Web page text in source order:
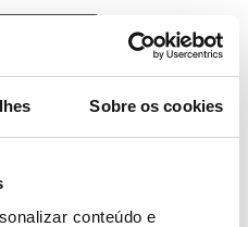
Sobre os cookies
conteúdo e